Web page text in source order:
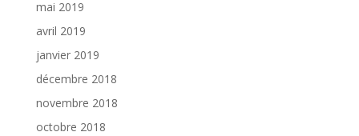
mai 2019
avril 2019
janvier 2019
décembre 2018
novembre 2018
octobre 2018